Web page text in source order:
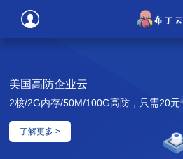
美国高防企业云
2核/2G内存/50M/100G高防，只需20元
了解更多 >